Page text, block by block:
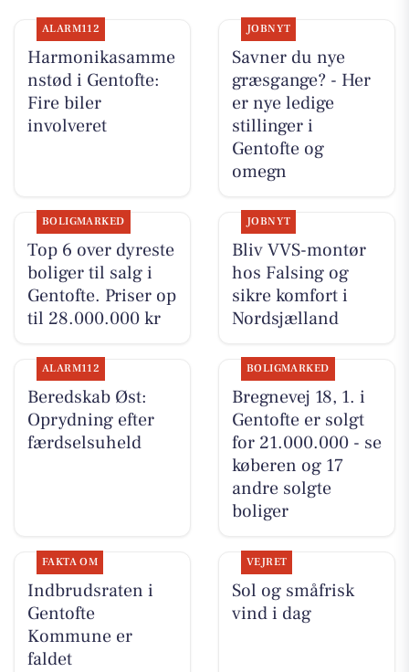
ALARM112
Harmonikasamme
nstød i Gentofte:
Fire biler
involveret
JOBNYT
Savner du nye
græsgange? - Her
er nye ledige
stillinger i
Gentofte og
omegn
BOLIGMARKED
Top 6 over dyreste
boliger til salg i
Gentofte. Priser op
til 28.000.000 kr
JOBNYT
Bliv VVS-montør
hos Falsing og
sikre komfort i
Nordsjælland
ALARM112
Beredskab Øst:
Oprydning efter
færdselsuheld
BOLIGMARKED
Bregnevej 18, 1. i
Gentofte er solgt
for 21.000.000 - se
køberen og 17
andre solgte
boliger
FAKTA OM
Indbrudsraten i
Gentofte
Kommune er
faldet
VEJRET
Sol og småfrisk
vind i dag